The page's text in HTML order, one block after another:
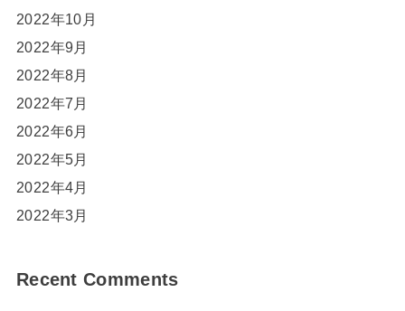
2022年10月
2022年9月
2022年8月
2022年7月
2022年6月
2022年5月
2022年4月
2022年3月
Recent Comments